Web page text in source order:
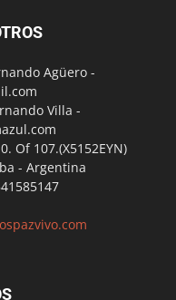
Agüero -
Villa -
Of 107.(X5152EYN)
- Argentina